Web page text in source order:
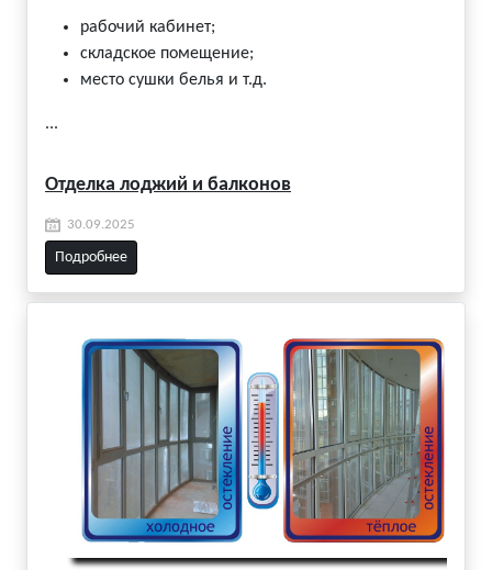
рабочий кабинет;
складское помещение;
место сушки белья и т.д.
...
Отделка лоджий и балконов
30.09.2025
Подробнее